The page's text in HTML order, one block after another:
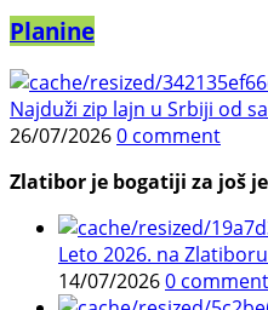
Planine
Najduži zip lajn u Srbiji od
26/07/20260 comment
Zlatibor je bogatiji za još
Leto 2026. na
14/07/20260 comment